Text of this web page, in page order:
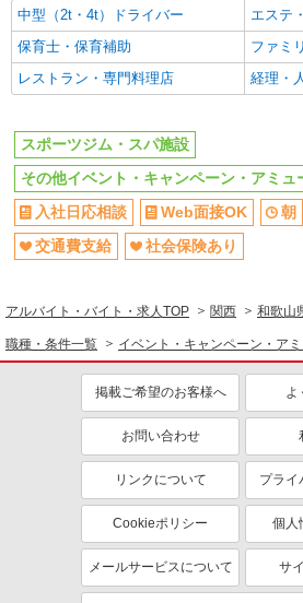
中型（2t・4t）ドライバー
エステ
保育士・保育補助
ファミ
レストラン・専門料理店
経理・
スポーツジム・スパ施設
その他イベント・キャンペーン・アミュ
入社日応相談
Web面接OK 朝
交通費支給
社会保険あり
アルバイト・バイト・求人TOP 関西 和歌山
職種・条件一覧 イベント・キャンペーン・ア
掲載ご希望のお客様へ よ
お問い合わせ
リンクについて プライ
Cookieポリシー 個人
メールサービスについて サ